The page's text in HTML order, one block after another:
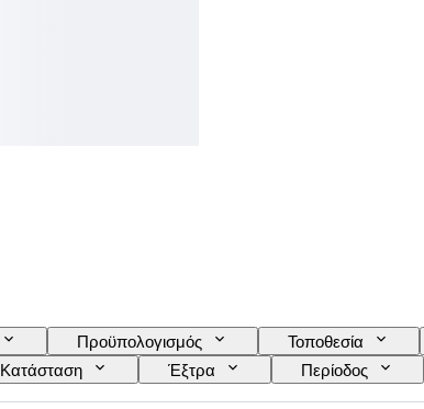
Προϋπολογισμός Τοποθεσία
Κατάσταση Έξτρα Περίοδος
Χρώμα Πωλείται από